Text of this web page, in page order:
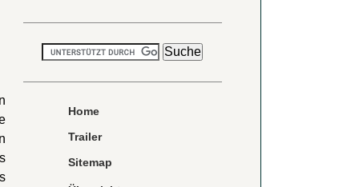
Home
Trailer
Sitemap